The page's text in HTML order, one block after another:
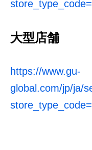
大型店舗
https://www.gu-
global.com/jp/ja/